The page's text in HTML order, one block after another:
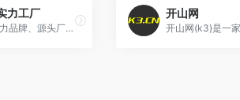
力工厂
主要汇集实力品牌、源头厂家和品牌代理。这些商家不仅有比大市场会员更严格的入驻门槛，更经过国际权威认证机构进行深度验厂验商。
开山网